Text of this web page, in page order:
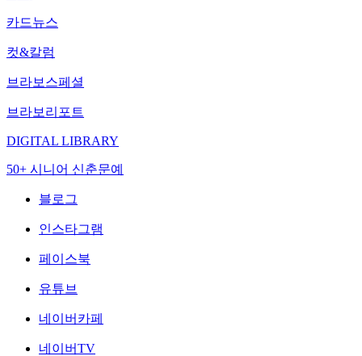
카드뉴스
컷&칼럼
브라보스페셜
브라보리포트
DIGITAL LIBRARY
50+ 시니어 신춘문예
블로그
인스타그램
페이스북
유튜브
네이버카페
네이버TV